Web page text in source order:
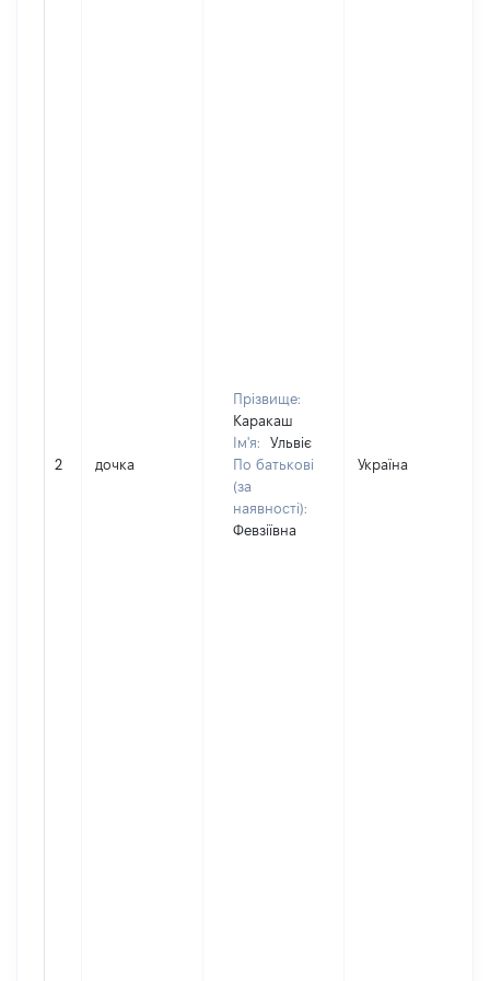
2 дочка
Прізвище:
Каракаш
Ім'я:
Ульвіє
По батькові
(за
наявності):
Февзіївна
Україна